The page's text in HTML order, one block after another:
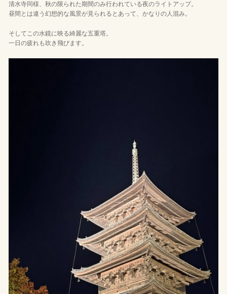
清水寺同様、秋の限られた期間のみ行われている夜のライトアップ。
昼間とは違う幻想的な風景が見られるとあって、かなりの人混み。
そしてこの水鏡に映る綺麗な五重塔。
一日の疲れも吹き飛びます。